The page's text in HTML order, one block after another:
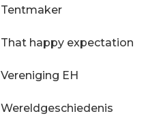
Tentmaker
That happy expectation
Vereniging EH
Wereldgeschiedenis